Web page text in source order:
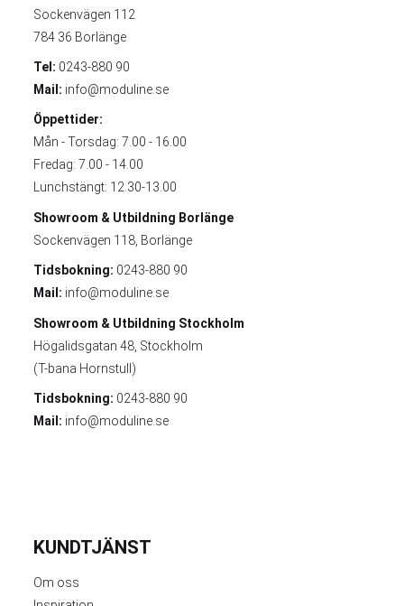
Sockenvägen 112
784 36 Borlänge
Tel: 0243-880 90
Mail: info@moduline.se
Öppettider:
Mån - Torsdag: 7.00 - 16.00
Fredag: 7.00 - 14.00
Lunchstängt: 12.30-13.00
Showroom & Utbildning Borlänge
Sockenvägen 118, Borlänge
Tidsbokning: 0243-880 90
Mail: info@moduline.se
Showroom & Utbildning Stockholm
Högalidsgatan 48, Stockholm
(T-bana Hornstull)
Tidsbokning: 0243-880 90
Mail: info@moduline.se
KUNDTJÄNST
Om oss